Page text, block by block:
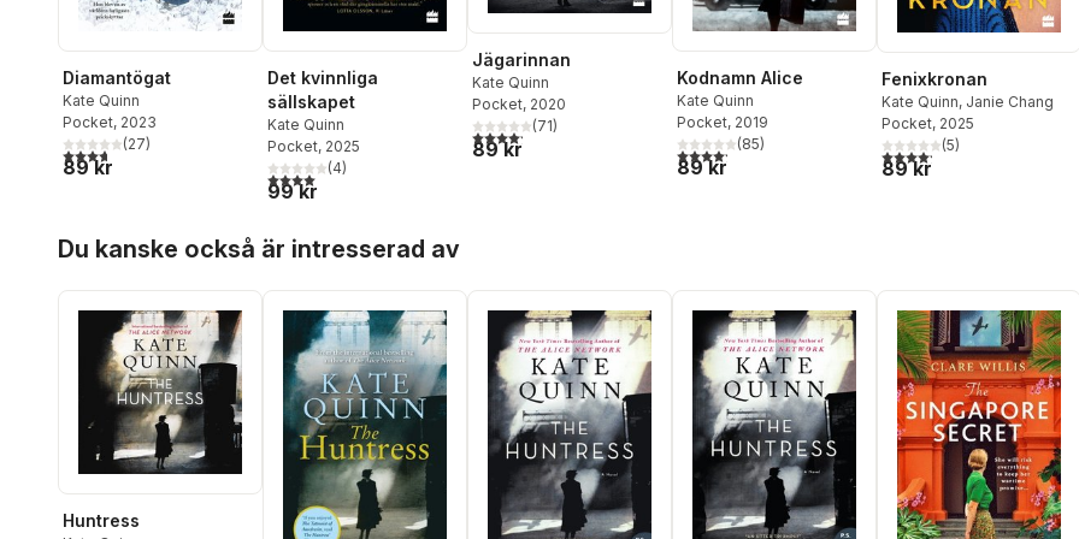
Diamantögat
Kate Quinn
Pocket, 2023
3,7utav 5 stjärnor. Totalt antal röster:
(27)
89 kr
Det kvinnliga
sällskapet
Kate Quinn
Pocket, 2025
4,0utav 5 stjärnor. Totalt antal röster:
(4)
99 kr
Jägarinnan
Kate Quinn
Pocket, 2020
4,2utav 5 stjärnor. Totalt antal röster:
(71)
89 kr
Kodnamn Alice
Kate Quinn
Pocket, 2019
4,2utav 5 stjärnor. Totalt antal röster:
(85)
89 kr
Fenixkronan
Kate Quinn, Janie Chang
Pocket, 2025
4,2utav 5 stjärnor. Totalt
(5)
89 kr
Du kanske också är intresserad av
Huntress